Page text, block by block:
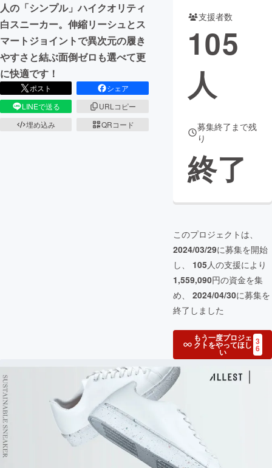
人の「シンプル」ハイクオリティ
白スニーカー。伸縮リーシュとス
マートジョイントで異次元の履き
やすさと結ぶ面倒ゼロも選べて更
に快適です！
ポスト
シェア
LINEで送る
URLコピー
埋め込み
QRコード
支援者数
105
人
募集終了まで残
り
終了
このプロジェクトは、
2024/03/29に募集を開始
し、 105人の支援により
1,559,090円の資金を集
め、 2024/04/30に募集を
終了しました
もう一度プロジェ
クトをやってほし
い
3
6